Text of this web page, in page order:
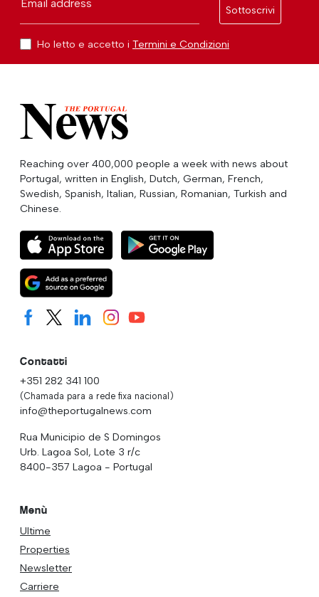
Email address
Sottoscrivi
Ho letto e accetto i Termini e Condizioni
Reaching over 400,000 people a week with news about
Portugal, written in English, Dutch, German, French,
Swedish, Spanish, Italian, Russian, Romanian, Turkish and
Chinese.
Contatti
+351 282 341 100
(Chamada para a rede fixa nacional)
info@theportugalnews.com
Rua Municipio de S Domingos
Urb. Lagoa Sol, Lote 3 r/c
8400-357 Lagoa - Portugal
Menù
Ultime
Properties
Newsletter
Carriere